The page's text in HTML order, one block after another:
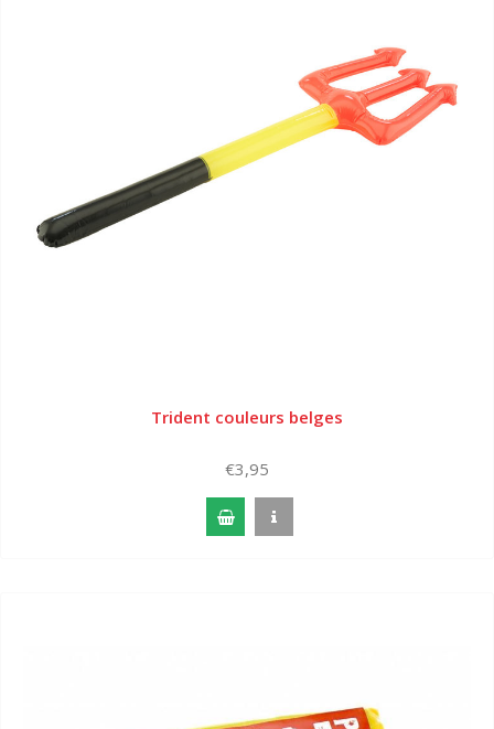
Trident couleurs belges
€3,95